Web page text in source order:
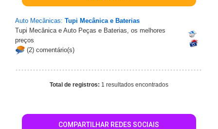
Auto Mecânicas: Tupi Mecânica e Baterias
Tupi Mecânica e Auto Peças e Baterias, os melhores
preços
(2) comentário(s)
Total de registros: 1 resultados encontrados
COMPARTILHAR REDES SOCIAIS